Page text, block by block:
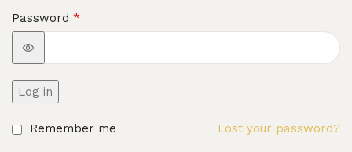
Password *
Log in
Lost your password?
Remember me